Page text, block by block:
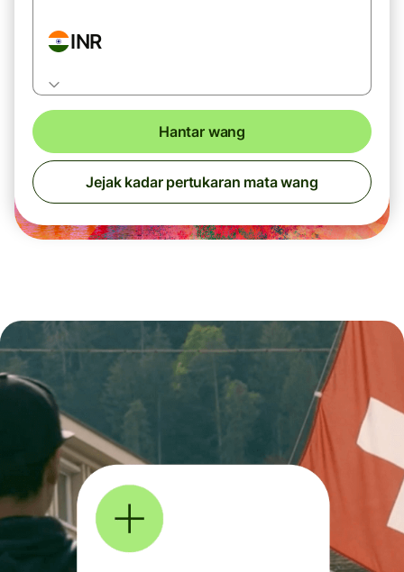
INR
Hantar wang
Jejak kadar pertukaran mata wang